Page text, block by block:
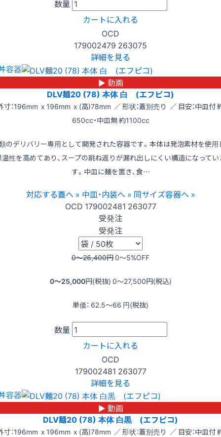
数量
カートに入れる
OCD
179002479 263075
詳細を見る
容器
▶ 動画
DLV麺20 (78) 本体 白 (エフピコ)
寸：196mm x 196mm x (高)78mm ／ 形状：蓋別売り ／ 目安：中皿付
650cc・中皿無 約1100cc
のデリバリー専用として開発された容器です。本体は発泡素材を使用
温性を高めてあり、スープの跳ね返りが漏れ出しにくい構造になってい
す。中皿に麺を置き、食…
対応する蓋へ » 中皿・内装へ » 同サイズ容器へ »
OCD 179002481 263077
受発注
受発注
0〜26,400円0〜5%OFF
0〜25,000円(税抜) 0〜27,500円(税込)
単価： 62.5〜66 円(税抜)
数量
カートに入れる
OCD
179002481 263077
詳細を見る
容器
▶ 動画
DLV麺20 (78) 本体 白黒 (エフピコ)
寸：196mm x 196mm x (高)78mm ／ 形状：蓋別売り ／ 目安：中皿付